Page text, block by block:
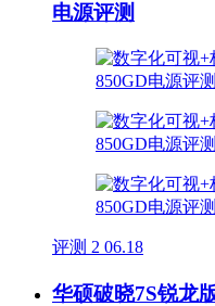
电源评测
评测 2 06.18
华硕破晓7S锐龙